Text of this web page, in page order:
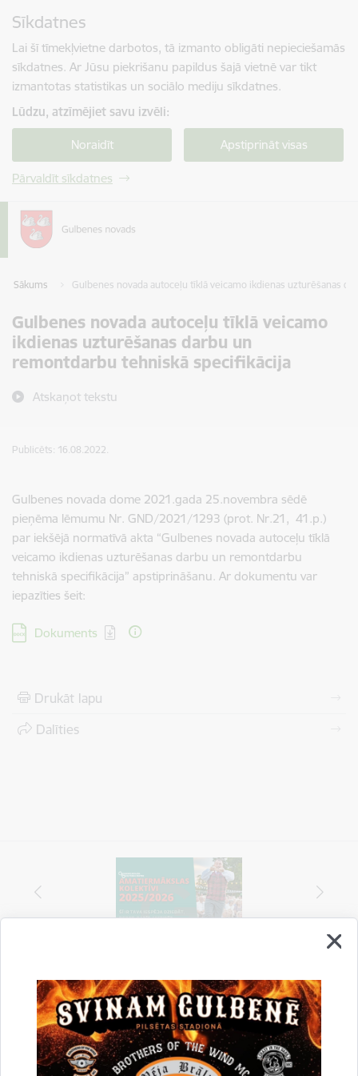
Sīkdatnes
Lai šī tīmekļvietne darbotos, tā izmanto obligāti nepieciešamās
sīkdatnes. Ar Jūsu piekrišanu papildus šajā vietnē var tikt
izmantotas statistikas un sociālo mediju sīkdatnes.
Lūdzu, atzīmējiet savu izvēli:
Noraidīt Apstiprināt visas
Pārvaldīt sīkdatnes
Sākums Gulbenes novada autoceļu tīklā veicamo ikdienas uzturēšanas
Gulbenes novada autoceļu tīklā veicamo
ikdienas uzturēšanas darbu un
remontdarbu tehniskā specifikācija
Atskaņot tekstu
Publicēts: 16.08.2022.
Gulbenes novada dome 2021.gada 25.novembra sēdē
pieņēma lēmumu Nr. GND/2021/1293 (prot. Nr.21, 41.p.)
par iekšējā normatīvā akta “Gulbenes novada autoceļu tīklā
veicamo ikdienas uzturēšanas darbu un remontdarbu
tehniskā specifikācija” apstiprināšanu. Ar dokumentu var
iepazīties šeit:
Lejupielādēt:
Dokuments
Drukāt lapu
Dalīties
Vai šī informācija bija noderīga?
Sniegt atsauksmi